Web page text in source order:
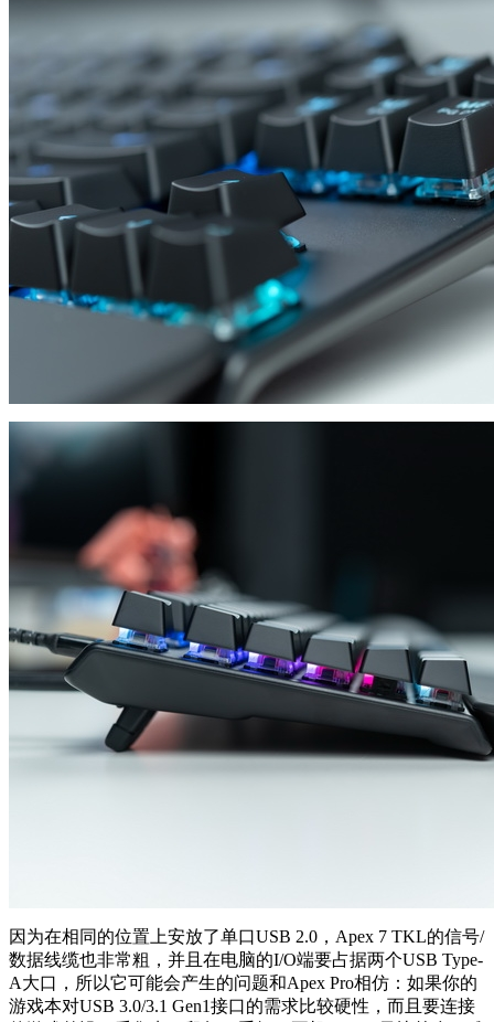
因为在相同的位置上安放了单口USB 2.0，Apex 7 TKL的信号/
数据线缆也非常粗，并且在电脑的I/O端要占据两个USB Type-
A大口，所以它可能会产生的问题和Apex Pro相仿：如果你的
游戏本对USB 3.0/3.1 Gen1接口的需求比较硬性，而且要连接